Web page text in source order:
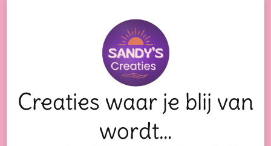
Creaties waar je blij van
wordt…